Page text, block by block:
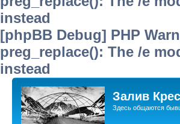
instead
[phpBB Debug] PHP
preg_replace(): The /e
instead
Залив
Здесь общаются